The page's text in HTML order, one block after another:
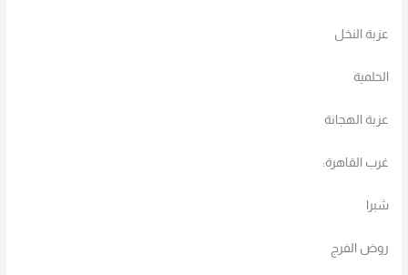
عزبة النخل
الحلمية
عزبة الهجانة
غرب القاهرة:
شبرا
روض الفرج